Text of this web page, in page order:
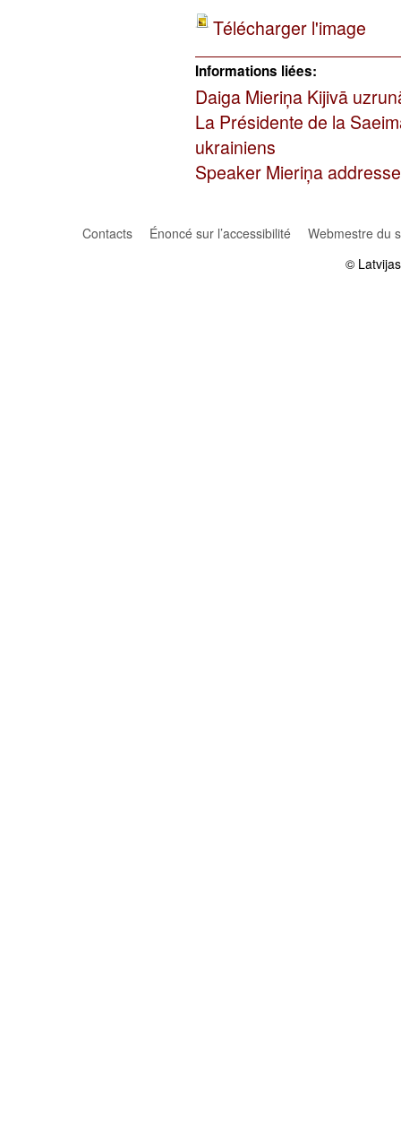
Télécharger l'image
Informations liées:
Daiga Mieriņa Kijivā
La Présidente de la
ukrainiens
Speaker Mieriņa
Contacts Énoncé sur l’accessibilité
Webmestre du
©